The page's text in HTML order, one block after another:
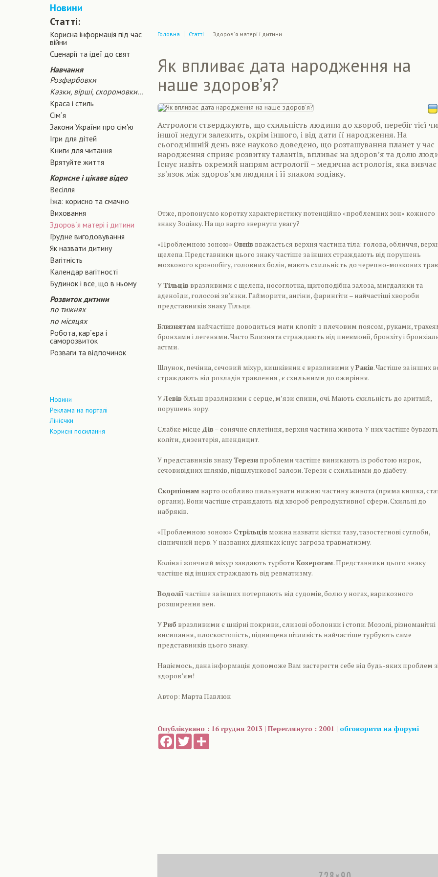
Новини
Статті:
Корисна інформація під час
війни
Сценарiї та iдеї до свят
Навчання
Розфарбовки
Казки, вірші, скоромовки...
Краса і стиль
Сiм´я
Закони України про сiм'ю
Ігри для дітей
Книги для читання
Врятуйте життя
Корисне і цікаве відео
Весілля
Їжа: корисно та смачно
Виховання
Здоров´я матері і дитини
Грудне вигодовування
Як назвати дитину
Вагiтнiсть
Календар вагітності
Будинок і все, що в ньому
Розвиток дитини
по тижнях
по місяцях
Робота, кар´єра і
саморозвиток
Розваги та відпочинок
Новини
Реклама на порталі
Лінієчки
Корисні посилання
Головна Статті Здоров´я матері і дитини
Як впливає дата народження на
наше здоров’я?
Астрологи стверджують, що схильність людини до хвороб, перебіг тієї чи
іншої недуги залежить, окрім іншого, і від дати її народження. На
сьогоднішній день вже науково доведено, що розташування планет у час
народження сприяє розвитку талантів, впливає на здоров’я та долю
Існує навіть окремий напрям астрології – медична астрологія, яка вивчає
зв'язок між здоров’ям людини і її знаком зодіаку.
Отже, пропонуємо коротку характеристику потенційно «проблемних зон» кожного
знаку Зодіаку. На що варто звернути увагу?
«Проблемною зоною» Овнів вважається верхня частина тіла: голова, обличчя,
щелепа. Представники цього знаку частіше за інших страждають від порушень
мозкового кровообігу, головних болів, мають схильність до черепно-мозкових
УТільців вразливими є щелепа, носоглотка, щитоподібна залоза, мигдалики та
аденоїди, голосові зв’язки. Гайморити, ангіни, фарингіти – найчастіші хвороби
представників знаку Тільця.
Близнятам найчастіше доводиться мати клопіт з плечовим поясом, руками,
бронхами і легенями. Часто Близнята страждають від пневмонії, бронхіту і
астми.
Шлунок, печінка, сечовий міхур, кишківник є вразливими уРаків. Частіше за інших
страждають від розладів травлення , є схильними до ожиріння.
УЛевів більш вразливими є серце, м’язи спини, очі. Мають схильність до аритмій,
порушень зору.
Слабке місце Дів – сонячне сплетіння, верхня частина живота. У них частіше
коліти, дизентерія, апендицит.
У представників знакуТерези проблеми частіше виникають із роботою нирок,
сечовивідних шляхів, підшлункової залози. Терези є схильними до діабету.
Скорпіонам варто особливо пильнувати нижню частину живота (пряма кишка,
органи). Вони частіше страждають від хвороб репродуктивної сфери. Схильні до
набряків.
«Проблемною зоною» Стрільців можна назвати кістки тазу, тазостегнові суглоби,
сідничний нерв. У названих ділянках існує загроза травматизму.
Коліна і жовчний міхур завдають турботи Козерогам. Представники цього знаку
частіше від інших страждають від ревматизму.
Водолії частіше за інших потерпають від судомів, болю у ногах, варикозного
розширення вен.
УРиб вразливими є шкірні покриви, слизові оболонки і стопи. Мозолі, різноманітні
висипання, плоскостопість, підвищена пітливість найчастіше турбують саме
представників цього знаку.
Надіємось, дана інформація допоможе Вам застерегти себе від будь-яких проблем
здоров’ям!
Автор: Марта Павлюк
Опублікувано : 16 грудня 2013 | Переглянуто : 2001 | обговорити на форумі
FacebookTwitter